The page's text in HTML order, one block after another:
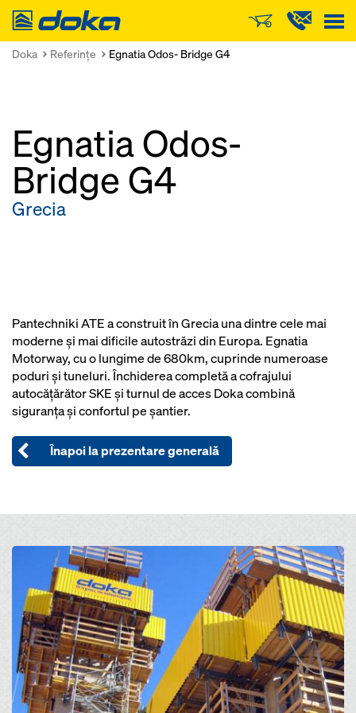
Doka
Doka Referinţe Egnatia Odos- Bridge G4
Egnatia Odos-
Bridge G4
Grecia
Pantechniki ATE a construit în Grecia una dintre cele mai
moderne şi mai dificile autostrăzi din Europa. Egnatia
Motorway, cu o lungime de 680km, cuprinde numeroase
poduri şi tuneluri. Închiderea completă a cofrajului
autocăţărător SKE şi turnul de acces Doka combină
siguranţa şi confortul pe şantier.
Înapoi la prezentare generală
Open